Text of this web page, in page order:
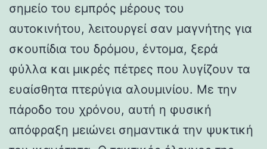
σημείο του εμπρός μέρους του
αυτοκινήτου, λειτουργεί σαν μαγνήτης για
σκουπίδια του δρόμου, έντομα, ξερά
φύλλα και μικρές πέτρες που λυγίζουν τα
ευαίσθητα πτερύγια αλουμινίου. Με την
πάροδο του χρόνου, αυτή η φυσική
απόφραξη μειώνει σημαντικά την ψυκτική